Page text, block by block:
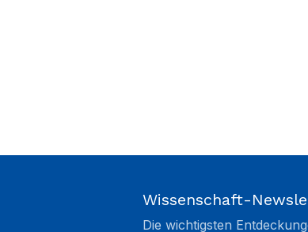
Wissenschaft-
Die wichtigsten